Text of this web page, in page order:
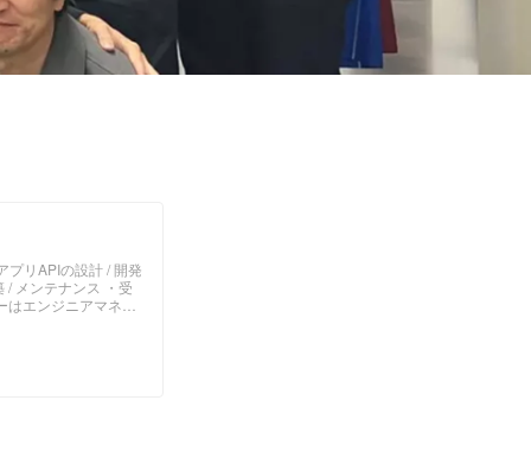
プリAPIの設計 / 開発
/ メンテナンス ・受
エンジニアマネー